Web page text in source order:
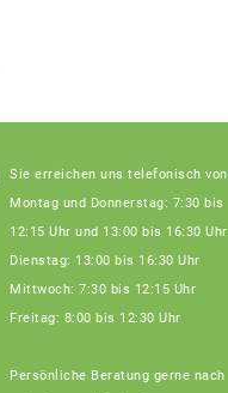
Sie erreichen uns telefonisch von
Montag und Donnerstag: 7:30 bis
12:15 Uhr und 13:00 bis 16:30 Uhr
Dienstag: 13:00 bis 16:30 Uhr
Mittwoch: 7:30 bis 12:15 Uhr
Freitag: 8:00 bis 12:30 Uhr
Persönliche Beratung gerne nach